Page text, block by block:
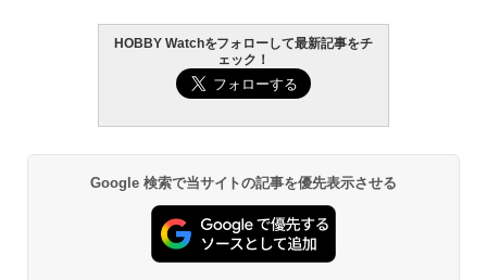
HOBBY Watchをフォローして最新記事をチ
ェック！
Google 検索で当サイトの記事を優先表示させる